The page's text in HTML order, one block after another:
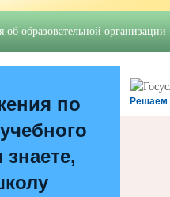
Решаем
по
об образовательной организации